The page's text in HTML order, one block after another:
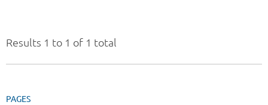
Results 1 to 1 of 1 total
PAGES